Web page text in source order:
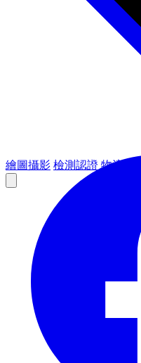
繪圖攝影 檢測認證 物流倉儲